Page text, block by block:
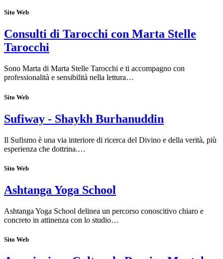
Sito Web
Consulti di Tarocchi con Marta Stelle
Tarocchi
Sono Marta di Marta Stelle Tarocchi e ti accompagno con
professionalità e sensibilità nella lettura…
Sito Web
Sufiway - Shaykh Burhanuddin
Il Sufismo è una via interiore di ricerca del Divino e della verità, più
esperienza che dottrina.…
Sito Web
Ashtanga Yoga School
Ashtanga Yoga School delinea un percorso conoscitivo chiaro e
concreto in attinenza con lo studio…
Sito Web